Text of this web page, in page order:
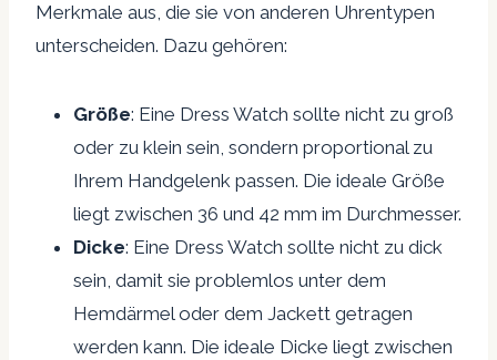
Merkmale aus, die sie von anderen Uhrentypen
unterscheiden. Dazu gehören:
Größe: Eine Dress Watch sollte nicht zu groß
oder zu klein sein, sondern proportional zu
Ihrem Handgelenk passen. Die ideale Größe
liegt zwischen 36 und 42 mm im Durchmesser.
Dicke: Eine Dress Watch sollte nicht zu dick
sein, damit sie problemlos unter dem
Hemdärmel oder dem Jackett getragen
werden kann. Die ideale Dicke liegt zwischen